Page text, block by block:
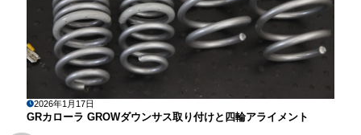
2026年1月17日
GRカローラ GROWダウンサス取り付けと四輪アライメント